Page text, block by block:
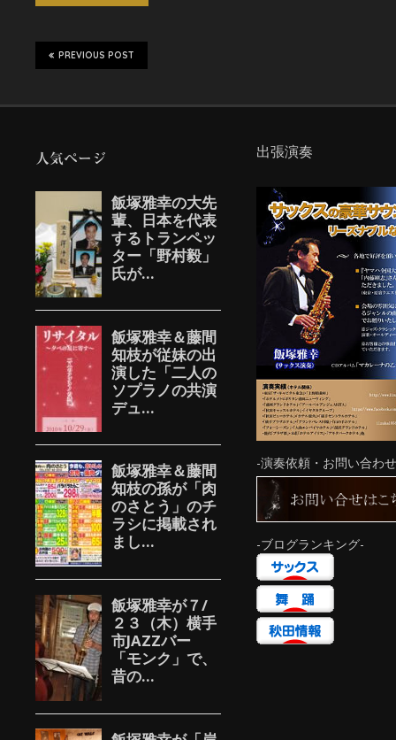
PREVIOUS POST
人気ページ 出張演奏
-演奏依頼・お問い合わ
-ブログランキング-